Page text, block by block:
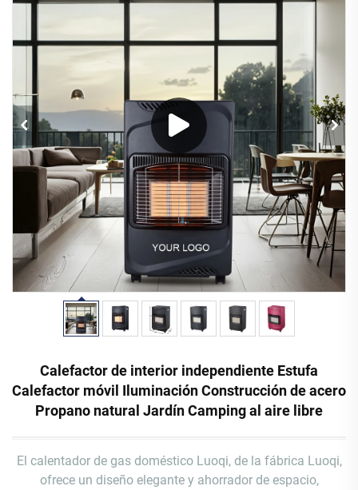
Calefactor de interior independiente Estufa
Calefactor móvil Iluminación Construcción de acero
Propano natural Jardín Camping al aire libre
El calentador de gas doméstico Luoqi, de la fábrica Luoqi,
ofrece un diseño elegante y ahorrador de espacio,